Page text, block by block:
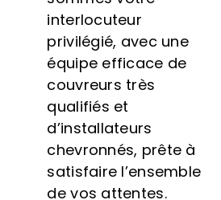
interlocuteur
privilégié, avec une
équipe efficace de
couvreurs très
qualifiés et
d’installateurs
chevronnés, prête à
satisfaire l’ensemble
de vos attentes.